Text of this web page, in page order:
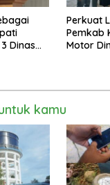
Dinas
Perkuat
Pemkab
Motor
kamu